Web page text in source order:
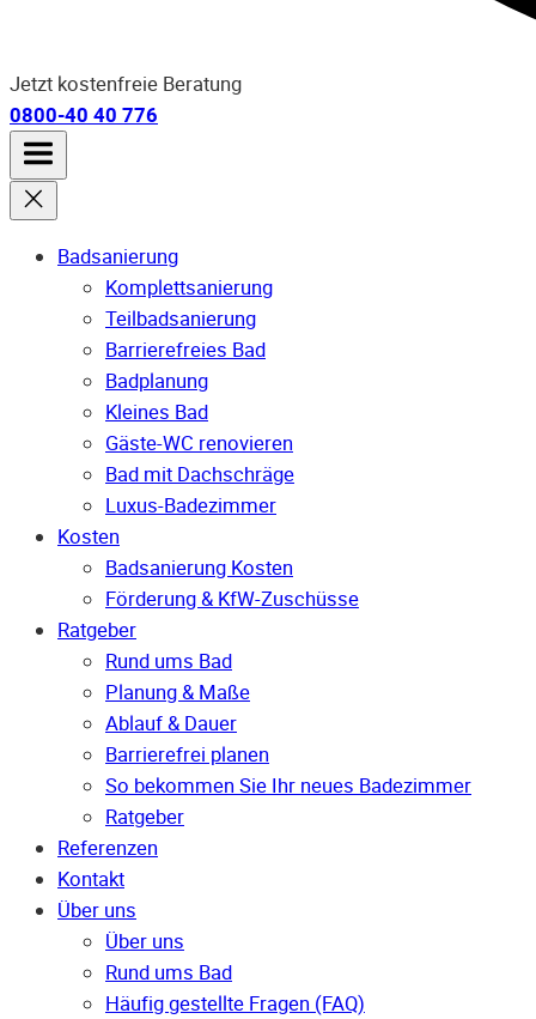
Jetzt kostenfreie Beratung
0800-40 40 776
Badsanierung
Komplettsanierung
Teilbadsanierung
Barrierefreies Bad
Badplanung
Kleines Bad
Gäste-WC renovieren
Bad mit Dachschräge
Luxus-Badezimmer
Kosten
Badsanierung Kosten
Förderung & KfW-Zuschüsse
Ratgeber
Rund ums Bad
Planung & Maße
Ablauf & Dauer
Barrierefrei planen
So bekommen Sie Ihr neues Badezimmer
Ratgeber
Referenzen
Kontakt
Über uns
Über uns
Rund ums Bad
Häufig gestellte Fragen (FAQ)